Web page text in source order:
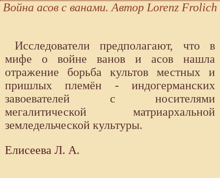
Война асов с ванами. Автор Lorenz Frolich
Исследователи предполагают, что в
мифе о войне ванов и асов нашла
отражение борьба культов местных и
пришлых племён - индогерманских
завоевателей с носителями
мегалитической матриархальной
земледельческой культуры.
Елисеева Л. А.